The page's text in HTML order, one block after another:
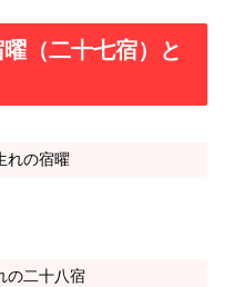
（二十七宿）と
れの宿曜
の二十八宿